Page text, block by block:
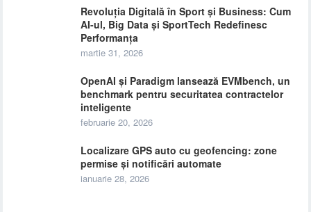
Revoluția Digitală în Sport și Business: Cum
AI-ul, Big Data și SportTech Redefinesc
Performanța
martie 31, 2026
OpenAI și Paradigm lansează EVMbench, un
benchmark pentru securitatea contractelor
inteligente
februarie 20, 2026
Localizare GPS auto cu geofencing: zone
permise și notificări automate
ianuarie 28, 2026